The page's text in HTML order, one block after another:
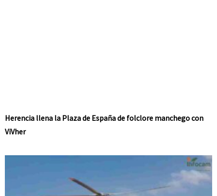
Herencia llena la Plaza de España de folclore manchego con
ViVher